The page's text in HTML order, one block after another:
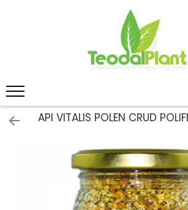
SUPLIMENTE ARTICULATII
SUPLIMENTE TONICE
CREME ANTIINFLAMATOARE-
CIRCULAȚIE
SUPLIMENTE DIABET
SUPLIMENTE DIVERSE
SUPLIMENTE HORMONALE
API VITALIS POLEN CRUD